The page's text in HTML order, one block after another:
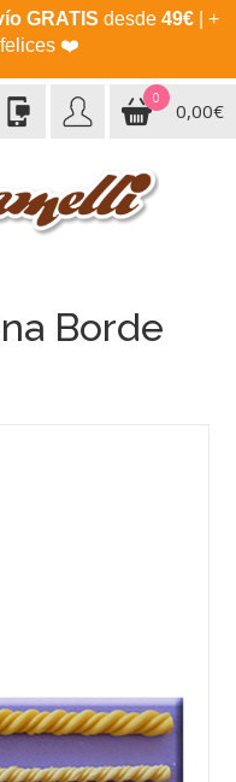
GRATIS desde 49€| +
❤️
0
0,00€
Borde